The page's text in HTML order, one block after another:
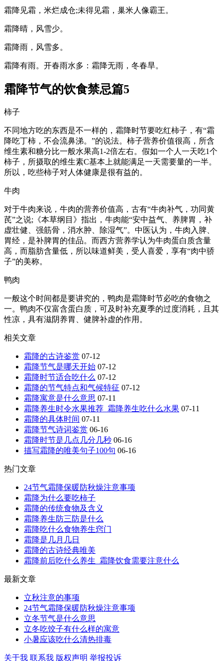
霜降见霜，米烂成仓;未得见霜，巢米人像霸王。
霜降晴，风雪少。
霜降雨，风雪多。
霜降有雨。开春雨水多：霜降无雨，冬春旱。
霜降节气的饮食禁忌篇5
柿子
不同地方吃的东西是不一样的，霜降时节要吃红柿子，有“霜
降吃丁柿，不会流鼻涕。”的说法。柿子营养价值很高，所含
维生素和糖分比一般水果高1-2倍左右。假如一个人一天吃1个
柿子，所摄取的维生素C基本上就能满足一天需要量的一半。
所以，吃些柿子对人体健康是很有益的。
牛肉
对于牛肉来说，牛肉的营养价值高，古有“牛肉补气，功同黄
芪”之说;《本草纲目》指出，牛肉能“安中益气、养脾胃，补
虚壮健、强筋骨，消水肿、除湿气”。中医认为，牛肉入脾、
胃经，是补脾胃的佳品。而西方营养学认为牛肉蛋白质含量
高，而脂肪含量低，所以味道鲜美，受人喜爱，享有“肉中骄
子”的美称。
鸭肉
一般这个时间都是要讲究的，鸭肉是霜降时节必吃的食物之
一。鸭肉不仅富含蛋白质，可及时补充夏季的过度消耗，且其
性凉，具有滋阴养胃、健脾补虚的作用。
相关文章
霜降的古诗鉴赏 07-12
霜降节气是哪天开始 07-12
霜降时节适合吃什么 07-12
霜降的节气特点和气候特征 07-12
霜降寓意是什么意思 07-11
霜降养生时令水果推荐_霜降养生吃什么水果 07-11
霜降的具体时间 07-11
霜降节气诗词鉴赏 06-16
霜降时节是几点几分几秒 06-16
描写霜降的唯美句子100句 06-16
热门文章
24节气霜降保暖防秋燥注意事项
霜降为什么要吃柿子
霜降的传统食物及含义
霜降养生防三防是什么
霜降吃什么食物养生窍门
霜降是几月几日
霜降的古诗经典唯美
霜降前后吃什么养生_霜降饮食需要注意什么
最新文章
立秋注意的事项
24节气霜降保暖防秋燥注意事项
立冬节气是什么意思
立冬吃饺子有什么样的寓意
小暑应该吃什么清热排毒
关于我 联系我 版权声明 举报投诉